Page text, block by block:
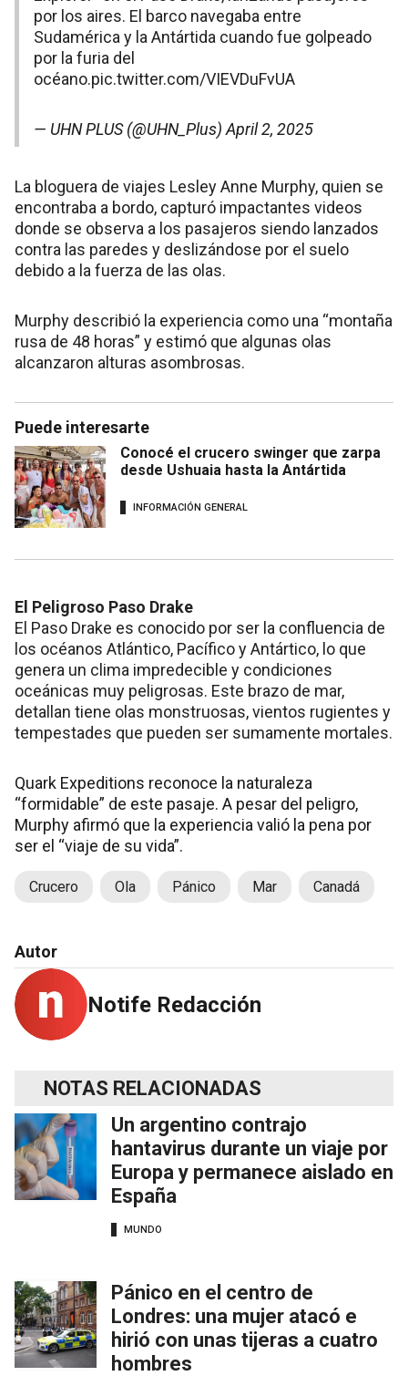
por los aires. El barco navegaba entre
Sudamérica y la Antártida cuando fue golpeado
por la furia del
océano.pic.twitter.com/VIEVDuFvUA
— UHN PLUS (@UHN_Plus) April 2, 2025
La bloguera de viajes Lesley Anne Murphy, quien se
encontraba a bordo, capturó impactantes videos
donde se observa a los pasajeros siendo lanzados
contra las paredes y deslizándose por el suelo
debido a la fuerza de las olas.
Murphy describió la experiencia como una “montaña
rusa de 48 horas” y estimó que algunas olas
alcanzaron alturas asombrosas.
Puede interesarte
Conocé el crucero swinger que zarpa
desde Ushuaia hasta la Antártida
INFORMACIÓN GENERAL
El Peligroso Paso Drake
El Paso Drake es conocido por ser la confluencia de
los océanos Atlántico, Pacífico y Antártico, lo que
genera un clima impredecible y condiciones
oceánicas muy peligrosas. Este brazo de mar,
detallan tiene olas monstruosas, vientos rugientes y
tempestades que pueden ser sumamente mortales.
Quark Expeditions reconoce la naturaleza
“formidable” de este pasaje. A pesar del peligro,
Murphy afirmó que la experiencia valió la pena por
ser el “viaje de su vida”.
Crucero Ola Pánico Mar Canadá
Autor
Notife Redacción
NOTAS RELACIONADAS
Un argentino contrajo
hantavirus durante un viaje por
Europa y permanece aislado en
España
MUNDO
Pánico en el centro de
Londres: una mujer atacó e
hirió con unas tijeras a cuatro
hombres